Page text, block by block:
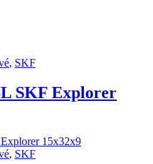
, SKF
SKF Explorer
, SKF